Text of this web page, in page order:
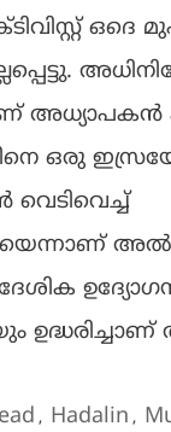
ഒദെ
ഒരു
വെടിവെച്ച്
, Hadalin ,